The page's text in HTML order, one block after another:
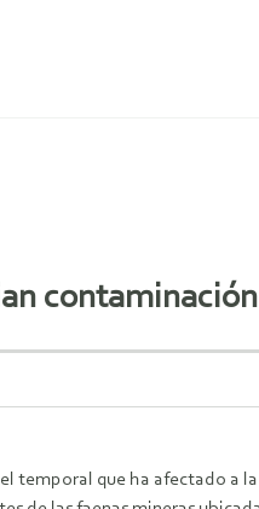
temporal que ha afectado a